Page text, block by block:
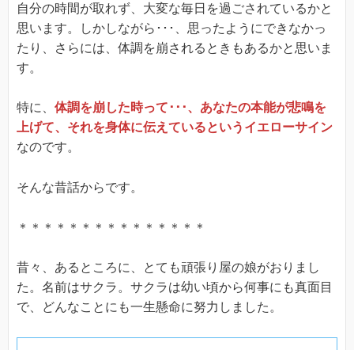
自分の時間が取れず、大変な毎日を過ごされているかと
思います。しかしながら･･･、思ったようにできなかっ
たり、さらには、体調を崩されるときもあるかと思いま
す。
特に、 体調を崩した時って･･･、あなたの本能が悲鳴を
上げて、それを身体に伝えているというイエローサイン
なのです。
そんな昔話からです。
＊＊＊＊＊＊＊＊＊＊＊＊＊＊＊
昔々、あるところに、とても頑張り屋の娘がおりまし
た。名前はサクラ。サクラは幼い頃から何事にも真面目
で、どんなことにも一生懸命に努力しました。